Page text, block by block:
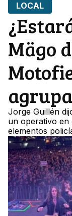
LOCAL
Mägo
Jorge Guillén
un operativo en
elementos